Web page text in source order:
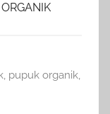
, pupuk organik,